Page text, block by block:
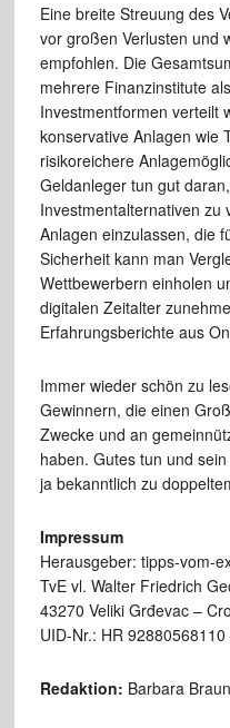
Eine breite Streuung des
vor großen Verlusten und
empfohlen. Die
mehrere Finanzinstitute
Investmentformen verteilt
konservative Anlagen wie
risikoreichere
Geldanleger tun gut
Investmentalternativen zu
Anlagen einzulassen, die
Sicherheit kann man
Wettbewerbern einholen
digitalen Zeitalter
Erfahrungsberichte aus
Immer wieder schön zu
Gewinnern, die einen
Zwecke und an
haben. Gutes tun und
ja bekanntlich zu
Impressum
Herausgeber: tipps-vom-
TvE vl. Walter Friedrich
43270 Veliki Grđevac –
UID-Nr.: HR
Redaktion: Barbara Braun